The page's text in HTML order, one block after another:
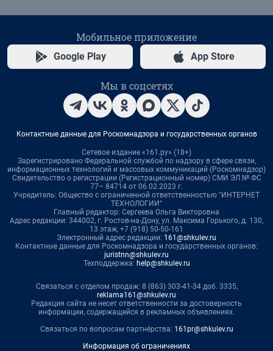
Мобильное приложение
Google Play App Store
Мы в соцсетях
Контактные данные для Роскомнадзора и государственных органов
Сетевое издание «161.ру» (18+)
Зарегистрировано Федеральной службой по надзору в сфере связи,
информационных технологий и массовых коммуникаций (Роскомнадзор)
Свидетельство о регистрации (Регистрационный номер) СМИ ЭЛ № ФС
77– 84714 от 06.02.2023 г.
Учредитель: Общество с ограниченной ответственностью "ИНТЕРНЕТ
ТЕХНОЛОГИИ"
Главный редактор: Сергеева Ольга Викторовна
Адрес редакции: 344002, г. Ростов-на-Дону, ул. Максима Горького, д. 130,
13 этаж, +7 (918) 50-50-161
Электронный адрес редакции: 161@shkulev.ru
Контактные данные для Роскомнадзора и государственных органов:
juristnn@shkulev.ru
Техподдержка: help@shkulev.ru
Связаться с отделом продаж: 8 (863) 303-41-34 доб. 3335,
reklama161@shkulev.ru
Редакция сайта не несет ответственности за достоверность
информации, содержащейся в рекламных объявлениях.
Связаться по вопросам партнёрства: 161pr@shkulev.ru
Информация об ограничениях